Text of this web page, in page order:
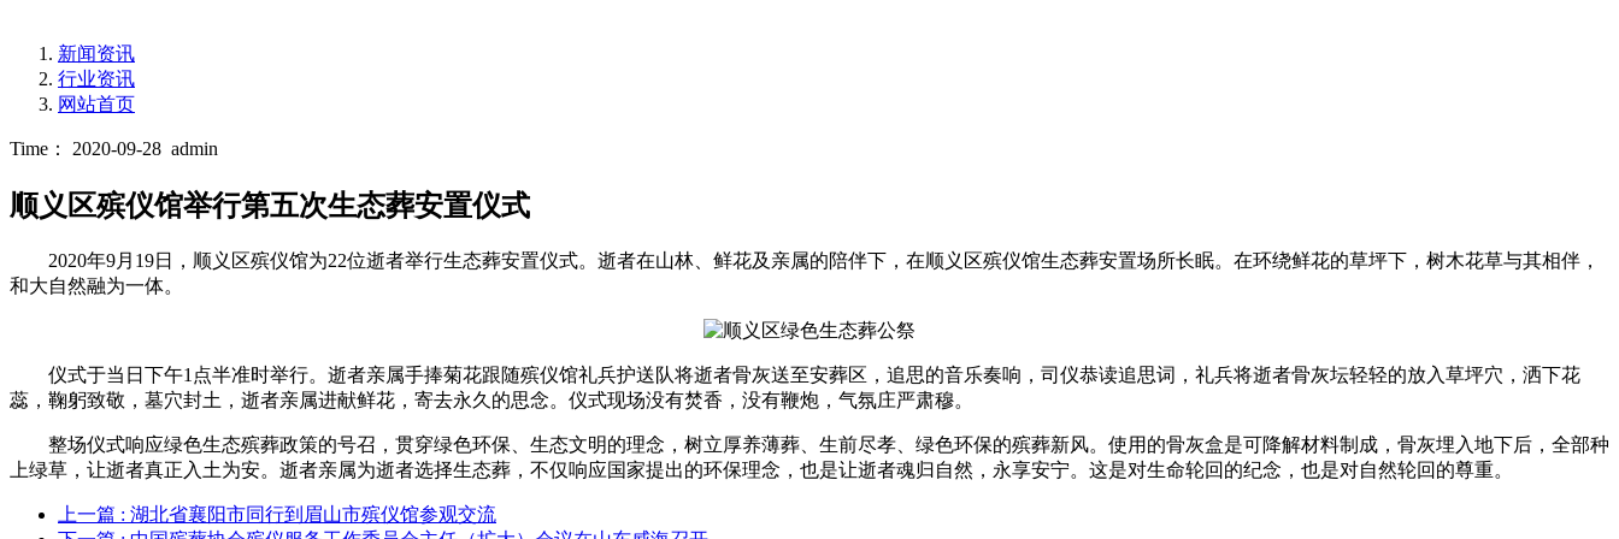
新闻资讯
行业资讯
网站首页
Time： 2020-09-28 admin
顺义区殡仪馆举行第五次生态葬安置仪式
2020年9月19日，顺义区殡仪馆为22位逝者举行生态葬安置仪式。逝者在山林、鲜花及亲属的陪伴下，在顺义区殡仪馆生态葬安置场所长眠。在环绕鲜花的草坪下，树木花草与其相伴，
和大自然融为一体。
仪式于当日下午1点半准时举行。逝者亲属手捧菊花跟随殡仪馆礼兵护送队将逝者骨灰送至安葬区，追思的音乐奏响，司仪恭读追思词，礼兵将逝者骨灰坛轻轻的放入草坪穴，洒下花
蕊，鞠躬致敬，墓穴封土，逝者亲属进献鲜花，寄去永久的思念。仪式现场没有焚香，没有鞭炮，气氛庄严肃穆。
整场仪式响应绿色生态殡葬政策的号召，贯穿绿色环保、生态文明的理念，树立厚养薄葬、生前尽孝、绿色环保的殡葬新风。使用的骨灰盒是可降解材料制成，骨灰埋入地下后，全部种
上绿草，让逝者真正入土为安。逝者亲属为逝者选择生态葬，不仅响应国家提出的环保理念，也是让逝者魂归自然，永享安宁。这是对生命轮回的纪念，也是对自然轮回的尊重。
上一篇 : 湖北省襄阳市同行到眉山市殡仪馆参观交流